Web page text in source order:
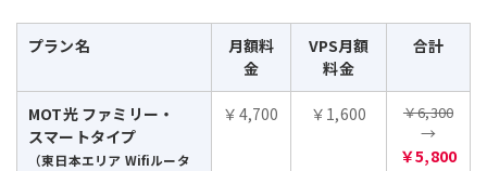
プラン名
月額料
金
VPS月額
料金
合計
MOT光 ファミリー・
スマートタイプ
（東日本エリア Wifiルータ
￥4,700 ￥1,600 ￥6,300
→
￥5,800